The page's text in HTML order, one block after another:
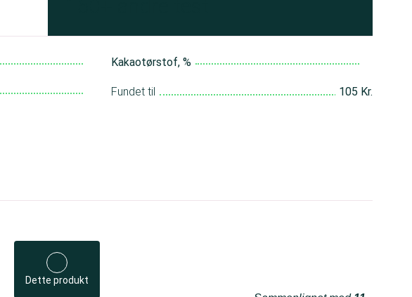
Kakaotørstof, %
Fundet til 105 Kr.
Dette produkt